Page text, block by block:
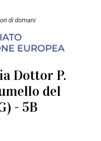
di domani
Dottor P.
del
- 5B